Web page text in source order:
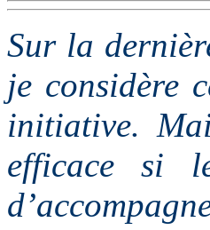
Sur la
je considère
initiative.
efficace si